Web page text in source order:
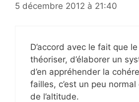
5 décembre 2012 à 21:40
D’accord avec le fait que
théoriser, d’élaborer un
d’en appréhender la
failles, c’est un peu
de l’altitude.